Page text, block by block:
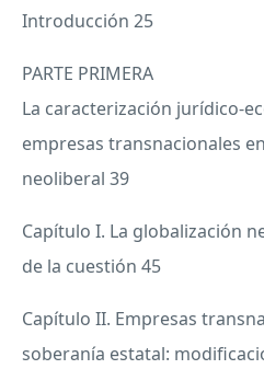
Introducción 25
PARTE PRIMERA
La caracterización jurídico-
empresas transnacionales
neoliberal 39
Capítulo I. La globalización
de la cuestión 45
Capítulo II. Empresas
soberanía estatal: